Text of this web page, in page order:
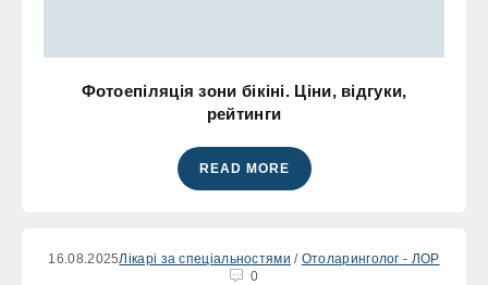
Фотоепіляція зони бікіні. Ціни, відгуки,
рейтинги
READ MORE
16.08.2025Лікарі за спеціальностями / Отоларинголог - ЛОР
0